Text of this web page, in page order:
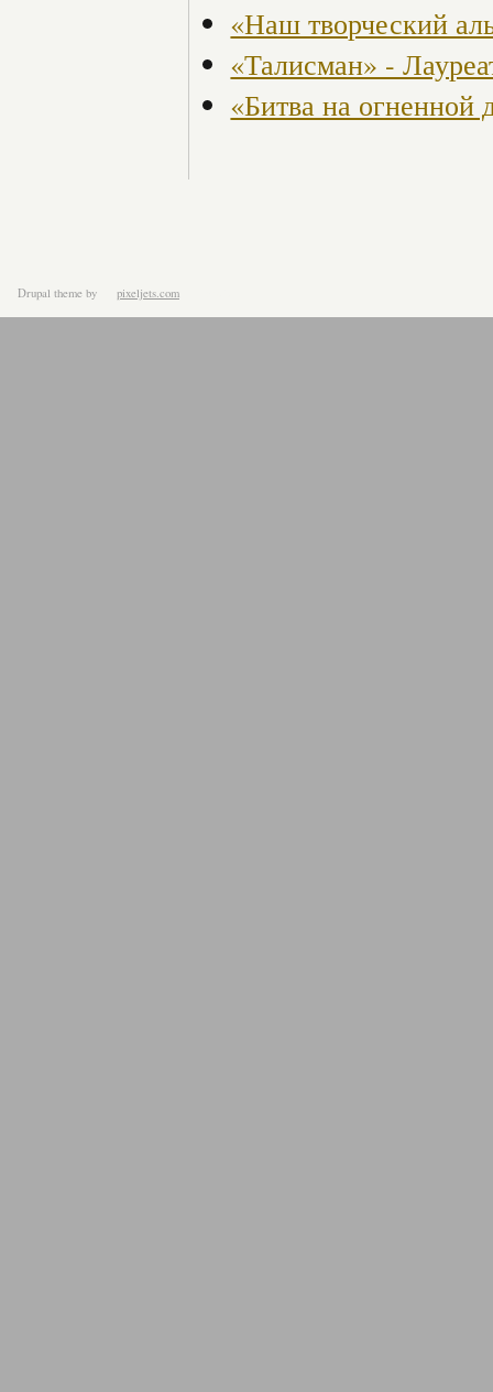
«Наш творческий
«Талисман» -
«Битва на огненной
Drupal theme by pixeljets.com